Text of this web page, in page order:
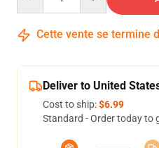
Cette vente se termine
Deliver to United
Cost to ship:$6.99
Standard - Order today to